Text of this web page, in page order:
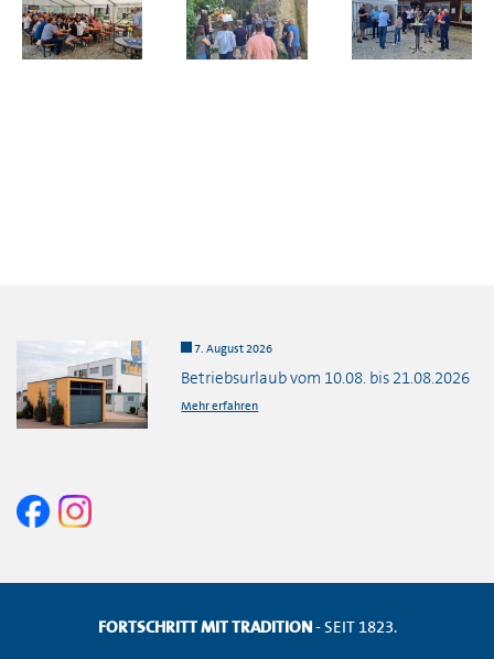
7. August 2026
Betriebsurlaub vom 10.08. bis 21.08.2026
Mehr erfahren
FORTSCHRITT MIT TRADITION- SEIT 1823.